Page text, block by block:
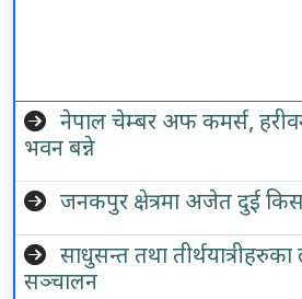
नेपाल चेम्बर अफ कमर्स,
भवन बन्ने
जनकपुर क्षेत्रमा अजेत दुई
साधुसन्त तथा
सञ्चालन